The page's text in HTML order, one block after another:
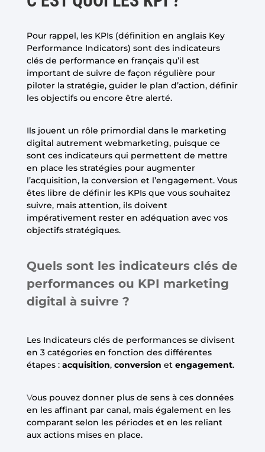
Pour rappel, les KPIs (définition en anglais Key
Performance Indicators) sont des indicateurs
clés de performance en français qu’il est
important de suivre de façon régulière pour
piloter la stratégie, guider le plan d’action, définir
les objectifs ou encore être alerté.
Ils jouent un rôle primordial dans le marketing
digital autrement webmarketing, puisque ce
sont ces indicateurs qui permettent de mettre
en place les stratégies pour augmenter
l’acquisition, la conversion et l’engagement. Vous
êtes libre de définir les KPIs que vous souhaitez
suivre, mais attention, ils doivent
impérativement rester en adéquation avec vos
objectifs stratégiques.
Quels sont les indicateurs clés de
performances ou KPI marketing
digital à suivre ?
Les Indicateurs clés de performances se divisent
en 3 catégories en fonction des différentes
étapes : acquisition, conversion et engagement.
Vous pouvez donner plus de sens à ces données
en les affinant par canal, mais également en les
comparant selon les périodes et en les reliant
aux actions mises en place.